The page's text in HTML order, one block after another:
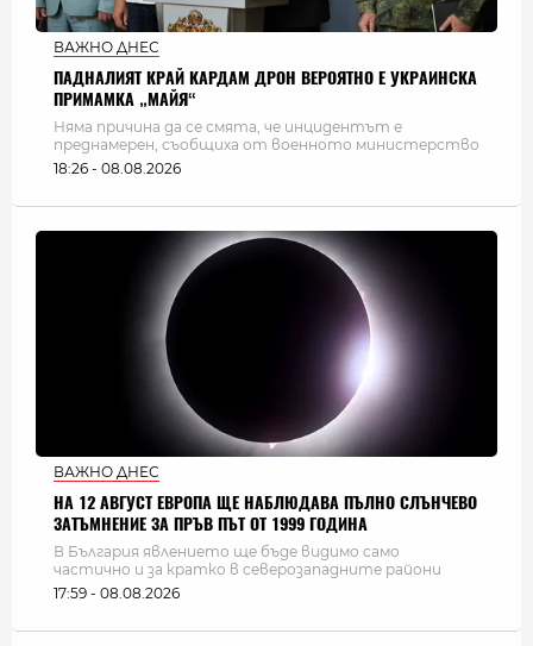
ВАЖНО ДНЕС
ПАДНАЛИЯТ КРАЙ КАРДАМ ДРОН ВЕРОЯТНО Е УКРАИНСКА
ПРИМАМКА „МАЙЯ“
Няма причина да се смята, че инцидентът е
преднамерен, съобщиха от военното министерство
18:26 - 08.08.2026
ВАЖНО ДНЕС
НА 12 АВГУСТ ЕВРОПА ЩЕ НАБЛЮДАВА ПЪЛНО СЛЪНЧЕВО
ЗАТЪМНЕНИЕ ЗА ПРЪВ ПЪТ ОТ 1999 ГОДИНА
В България явлението ще бъде видимо само
частично и за кратко в северозападните райони
17:59 - 08.08.2026